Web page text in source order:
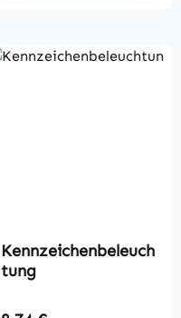
Kennzeichenbeleuch
tung